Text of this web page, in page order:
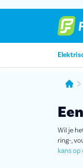
Wil je
ring-,
kans op